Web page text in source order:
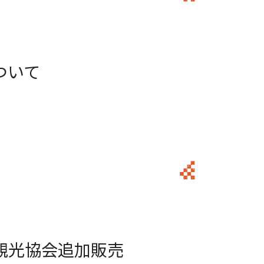
いて
光協会追加販売